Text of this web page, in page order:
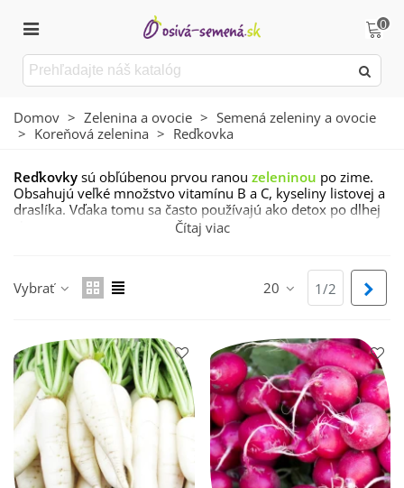
0
Domov > Zelenina a ovocie > Semená zeleniny a ovocie
> Koreňová zelenina > Reďkovka
Reďkovky sú obľúbenou prvou ranou zeleninou po zime.
Obsahujú veľké množstvo vitamínu B a C, kyseliny listovej a
draslíka. Vďaka tomu sa často používajú ako detox po dlhej
teplom parenisku alebo v skleníku. Priame výsevy sú možné
od apríla a zber sa pri postupných výsevoch môže predĺžiť
až do prvých mrazíkov. Doprajte si lahodnú chuť reďkoviek
Čítaj viac
Vybrať 20 1/2